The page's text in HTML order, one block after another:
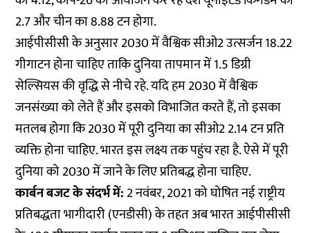
2.7 और चीन का 8.88 टन होगा.
आईपीसीसी के अनुसार 2030 में वैश्विक सीओ2 उत्सर्जन 18.22
गीगाटन होना चाहिए ताकि दुनिया तापमान में 1.5 डिग्री
सेल्सियस की वृद्धि से नीचे रहे. यदि हम 2030 में वैश्विक
जनसंख्या को लेते हैं और इसको विभाजित करते हैं, तो इसका
मतलब होगा कि 2030 में पूरी दुनिया का सीओ2 2.14 टन प्रति
व्यक्ति होना चाहिए. भारत इस लक्ष्य तक पहुंच रहा है. ऐसे में पूरी
दुनिया को 2030 में जाने के लिए प्रतिबद्ध होना चाहिए.
कार्बन बजट के संदर्भ में:2 नवंबर, 2021 को घोषित नई राष्ट्रीय
प्रतिबद्धता भागीदारी (एनडीसी) के तहत अब भारत आईपीसीसी